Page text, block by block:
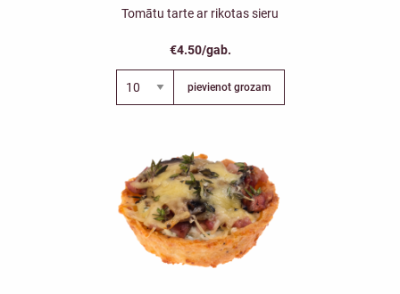
Tomātu tarte ar rikotas sieru
€4.50/gab.
pievienot grozam